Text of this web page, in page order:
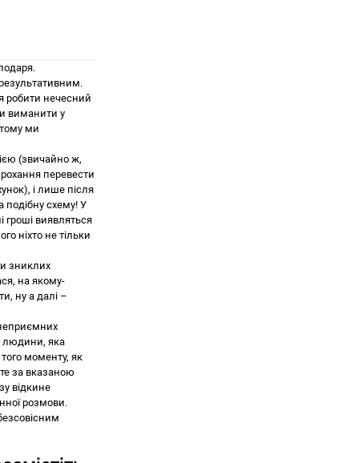
робити нечесний
виманити у
ми
(звичайно ж,
перевести
і лише після
схему! У
гроші виявляться
ніхто не тільки
зниклих
на якому-
ну а далі –
людини, яка
моменту, як
за вказаною
відкине
розмови.